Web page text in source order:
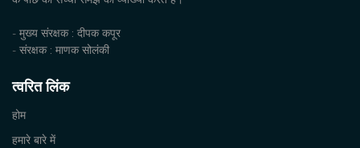
- मुख्य संरक्षक : दीपक कपूर
- संरक्षक : माणक सोलंकी
त्वरित लिंक
होम
हमारे बारे में